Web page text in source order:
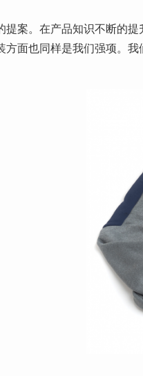
案。在产品知识不断的
面也同样是我们强项。